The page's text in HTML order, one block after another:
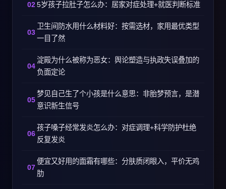
5岁孩子拉肚子怎么办：居家对症处理+就医判断标准
卫生间防水用什么材料好：按需选材，家用最优类型
一目了然
淀殿为什么被称为恶女：舆论塑造与执政失误叠加的
负面定论
梦见自己生了个小孩是什么意思：非胎梦预言，是潜
意识新生信号
孩子嗓子经常发炎怎么办：对症调理+科学防护杜绝
反复发炎
便宜又好用的面霜有哪些：分肤质闭眼入，平价无鸡
肋